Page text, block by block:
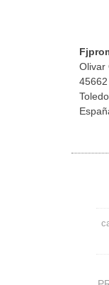
Olivar
Toledo